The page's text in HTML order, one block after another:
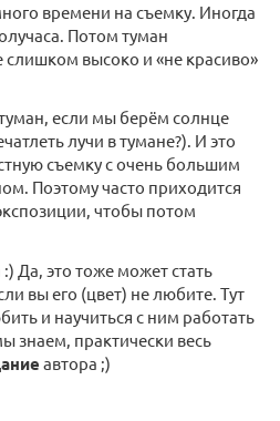
времени на съемку. Иногда
Потом туман
слишком высоко и «не красиво»
если мы берём солнце
лучи в тумане?). И это
съемку с очень большим
Поэтому часто приходится
чтобы потом
Да, это тоже может стать
вы его (цвет) не любите. Тут
и научиться с ним работать
знаем, практически весь
автора ;)